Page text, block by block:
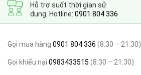
Hỗ trợ suốt thời gian sử
dụng. Hotline: 0901 804 336
Gọi mua hàng 0901 804 336 (8:30 – 21:30)
Gọi khiếu nại 0983433515 (8:30 – 21:30)